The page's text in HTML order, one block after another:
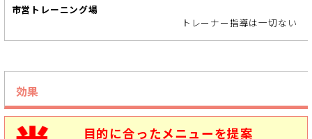
トレーナー指導は一切ない
効果
目的に合ったメニューを提案